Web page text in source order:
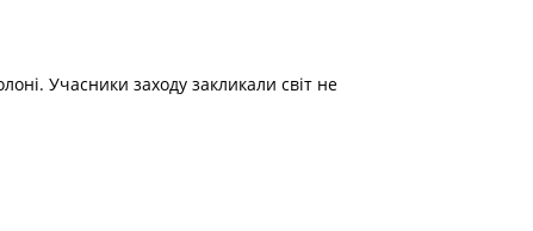
Учасники заходу закликали світ не